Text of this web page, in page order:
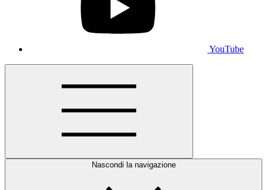
YouTube
Nascondi la navigazione